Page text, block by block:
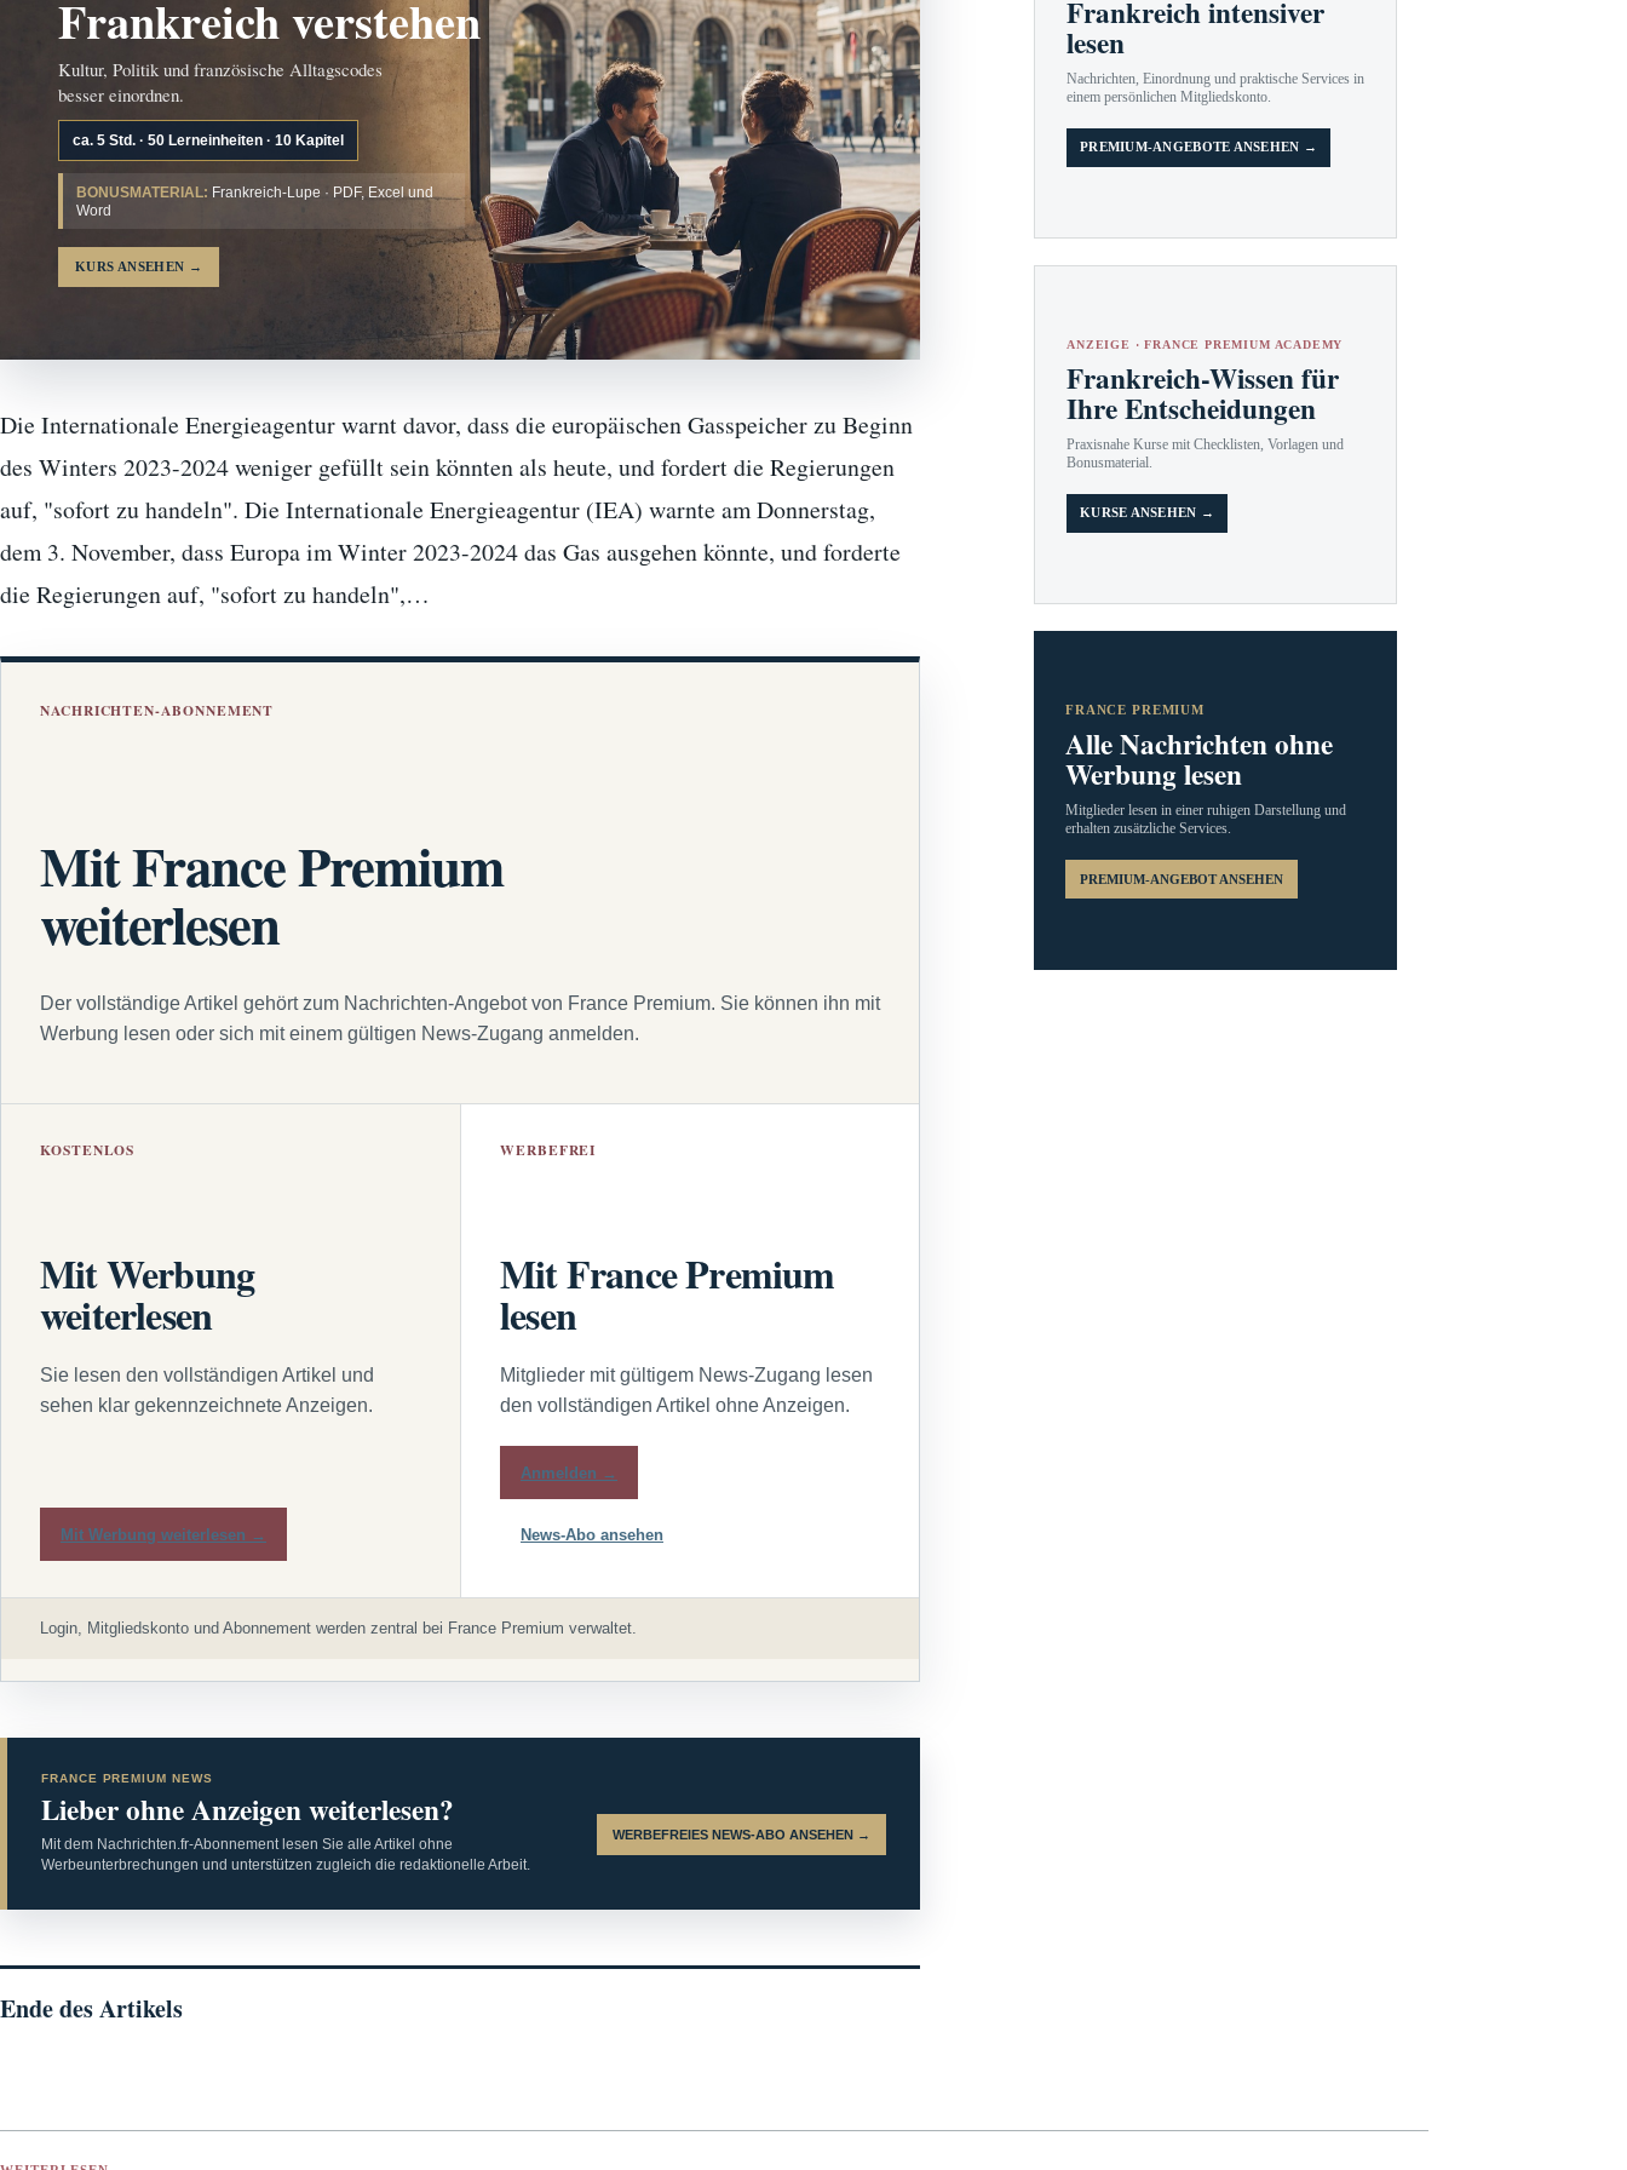
Frankreich verstehen
Kultur, Politik und französische Alltagscodes
besser einordnen.
ca. 5 Std. · 50 Lerneinheiten · 10 Kapitel
BONUSMATERIAL: Frankreich-Lupe · PDF, Excel und
Word
KURS ANSEHEN →
Die Internationale Energieagentur warnt davor, dass die europäischen Gasspeicher zu Beginn
des Winters 2023-2024 weniger gefüllt sein könnten als heute, und fordert die Regierungen
auf, "sofort zu handeln". Die Internationale Energieagentur (IEA) warnte am Donnerstag,
dem 3. November, dass Europa im Winter 2023-2024 das Gas ausgehen könnte, und forderte
die Regierungen auf, "sofort zu handeln",…
NACHRICHTEN-ABONNEMENT
Mit France Premium
weiterlesen
Der vollständige Artikel gehört zum Nachrichten-Angebot von France Premium. Sie können ihn mit
Werbung lesen oder sich mit einem gültigen News-Zugang anmelden.
KOSTENLOS
Mit Werbung
weiterlesen
Sie lesen den vollständigen Artikel und
sehen klar gekennzeichnete Anzeigen.
Mit Werbung weiterlesen →
WERBEFREI
Mit France Premium
lesen
Mitglieder mit gültigem News-Zugang lesen
den vollständigen Artikel ohne Anzeigen.
Anmelden →
News-Abo ansehen
Login, Mitgliedskonto und Abonnement werden zentral bei France Premium verwaltet.
FRANCE PREMIUM NEWS
Lieber ohne Anzeigen weiterlesen?
Mit dem Nachrichten.fr-Abonnement lesen Sie alle Artikel ohne
Werbeunterbrechungen und unterstützen zugleich die redaktionelle Arbeit.
WERBEFREIES NEWS-ABO ANSEHEN →
Ende des Artikels
Frankreich intensiver
lesen
Nachrichten, Einordnung und praktische Services in
einem persönlichen Mitgliedskonto.
PREMIUM-ANGEBOTE ANSEHEN →
ANZEIGE · FRANCE PREMIUM ACADEMY
Frankreich-Wissen für
Ihre Entscheidungen
Praxisnahe Kurse mit Checklisten, Vorlagen und
Bonusmaterial.
KURSE ANSEHEN →
FRANCE PREMIUM
Alle Nachrichten ohne
Werbung lesen
Mitglieder lesen in einer ruhigen Darstellung und
erhalten zusätzliche Services.
PREMIUM-ANGEBOT ANSEHEN